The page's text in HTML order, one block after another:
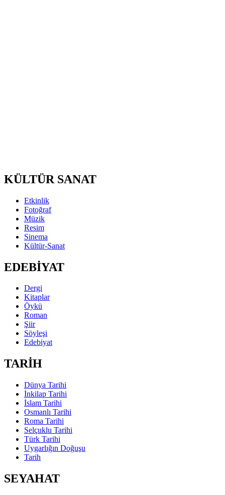
KÜLTÜR SANAT
Etkinlik
Fotoğraf
Müzik
Resim
Sinema
Kültür-Sanat
EDEBİYAT
Dergi
Kitaplar
Öykü
Roman
Şiir
Söyleşi
Edebiyat
TARİH
Dünya Tarihi
İnkilap Tarihi
İslam Tarihi
Osmanlı Tarihi
Roma Tarihi
Selçuklu Tarihi
Türk Tarihi
Uygarlığın Doğuşu
Tarih
SEYAHAT